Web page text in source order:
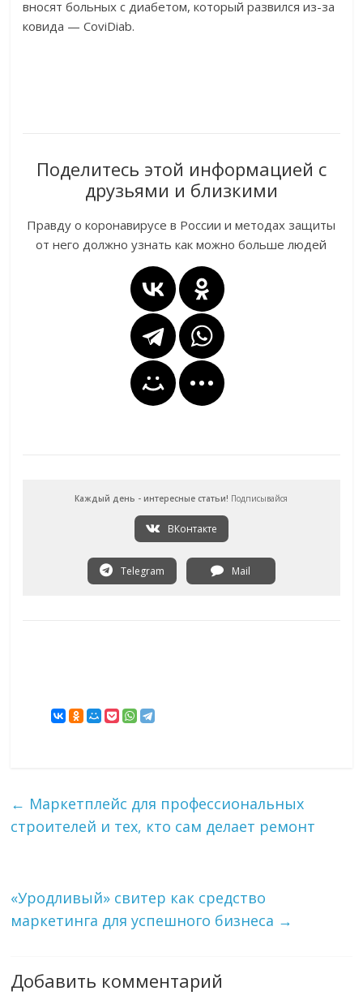
вносят больных с диабетом, который развился из-за
ковида — CoviDiab.
Поделитесь этой информацией с
друзьями и близкими
Правду о коронавирусе в России и методах защиты
от него должно узнать как можно больше людей
Каждый день - интересные статьи! Подписывайся
ВКонтакте
Telegram Mail
← Маркетплейс для профессиональных
строителей и тех, кто сам делает ремонт
«Уродливый» свитер как средство
маркетинга для успешного бизнеса →
Добавить комментарий